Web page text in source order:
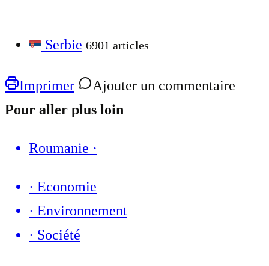
Serbie 6901 articles
Imprimer
Ajouter un commentaire
Pour aller plus loin
Roumanie ·
· Economie
· Environnement
· Société